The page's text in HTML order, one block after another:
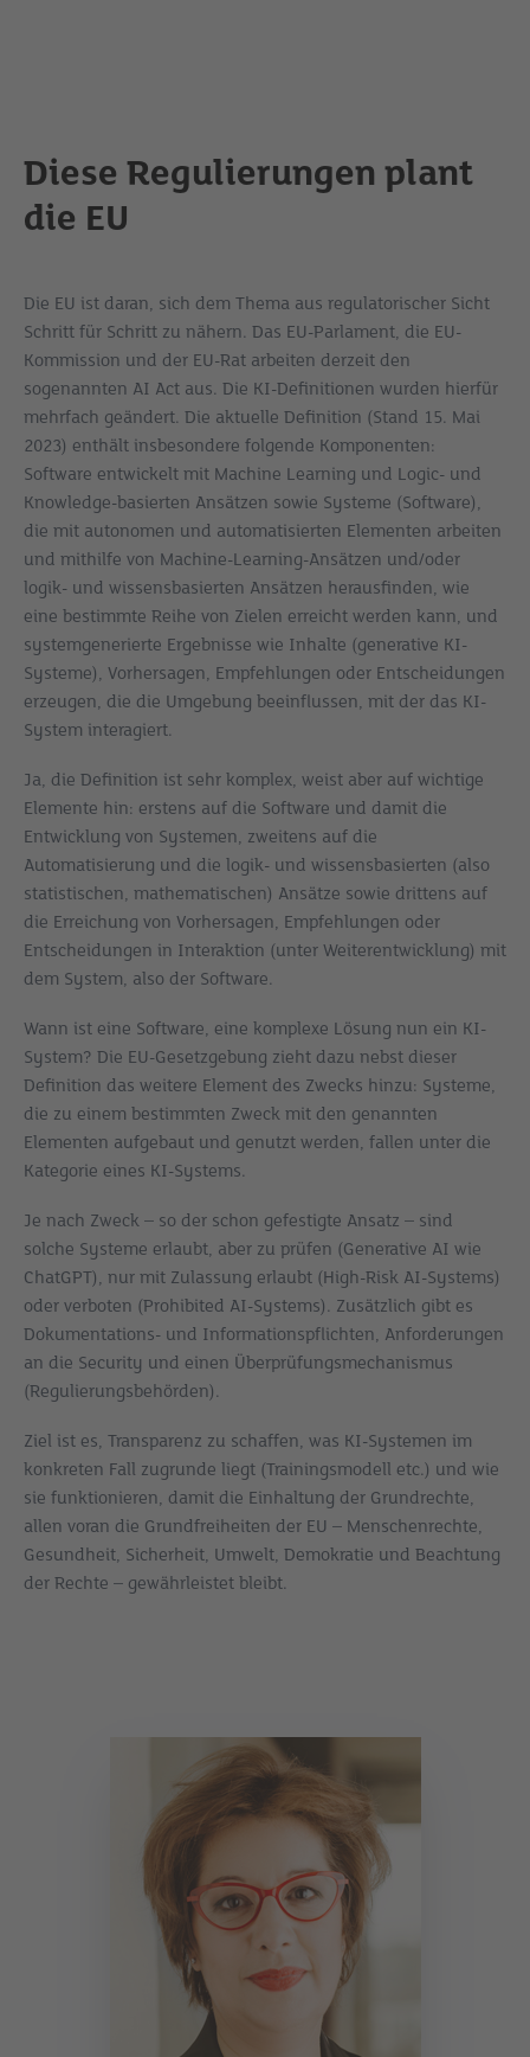
Diese Regulierungen plant
die EU
Die EU ist daran, sich dem Thema aus regulatorischer Sicht
Schritt für Schritt zu nähern. Das EU-Parlament, die EU-
Kommission und der EU-Rat arbeiten derzeit den
sogenannten AI Act aus. Die KI-Definitionen wurden hierfür
mehrfach geändert. Die aktuelle Definition (Stand 15. Mai
2023) enthält insbesondere folgende Komponenten:
Software entwickelt mit Machine Learning und Logic- und
Knowledge-basierten Ansätzen sowie Systeme (Software),
die mit autonomen und automatisierten Elementen arbeiten
und mithilfe von Machine-Learning-Ansätzen und/oder
logik- und wissensbasierten Ansätzen herausfinden, wie
eine bestimmte Reihe von Zielen erreicht werden kann, und
systemgenerierte Ergebnisse wie Inhalte (generative KI-
Systeme), Vorhersagen, Empfehlungen oder Entscheidungen
erzeugen, die die Umgebung beeinflussen, mit der das KI-
System interagiert.
Ja, die Definition ist sehr komplex, weist aber auf wichtige
Elemente hin: erstens auf die Software und damit die
Entwicklung von Systemen, zweitens auf die
Automatisierung und die logik- und wissensbasierten (also
statistischen, mathematischen) Ansätze sowie drittens auf
die Erreichung von Vorhersagen, Empfehlungen oder
Entscheidungen in Interaktion (unter Weiterentwicklung) mit
dem System, also der Software.
Wann ist eine Software, eine komplexe Lösung nun ein KI-
System? Die EU-Gesetzgebung zieht dazu nebst dieser
Definition das weitere Element des Zwecks hinzu: Systeme,
die zu einem bestimmten Zweck mit den genannten
Elementen aufgebaut und genutzt werden, fallen unter die
Kategorie eines KI-Systems.
Je nach Zweck – so der schon gefestigte Ansatz – sind
solche Systeme erlaubt, aber zu prüfen (Generative AI wie
ChatGPT), nur mit Zulassung erlaubt (High-Risk AI-Systems)
oder verboten (Prohibited AI-Systems). Zusätzlich gibt es
Dokumentations- und Informationspflichten, Anforderungen
an die Security und einen Überprüfungsmechanismus
(Regulierungsbehörden).
Ziel ist es, Transparenz zu schaffen, was KI-Systemen im
konkreten Fall zugrunde liegt (Trainingsmodell etc.) und wie
sie funktionieren, damit die Einhaltung der Grundrechte,
allen voran die Grundfreiheiten der EU – Menschenrechte,
Gesundheit, Sicherheit, Umwelt, Demokratie und Beachtung
der Rechte – gewährleistet bleibt.